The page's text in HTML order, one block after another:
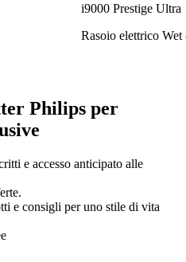
i9000 Prestige Ultra
Rasoio elettrico
Philips per
e accesso anticipato alle
e consigli per uno stile di vita